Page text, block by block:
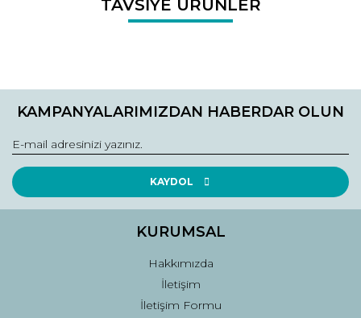
Bu ürüne ilk yorumu siz yapın!
konularda yetersiz gördüğünüz noktaları öneri formunu
Ürün açıklamasında eksik bilgiler bulunuyor.
Ürün fiyatı diğer sitelerden daha pahalı.
Bu ürüne benzer farklı alternatifler olmalı.
Gönder
TAVSİYE ÜRÜNLER
KAMPANYALARIMIZDAN HABERDAR OLUN
KAYDOL
KURUMSAL
Hakkımızda
İletişim
İletişim Formu